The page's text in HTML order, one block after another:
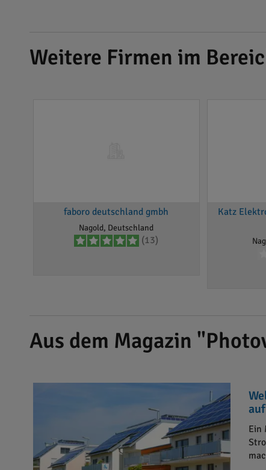
Weitere Firmen im
faboro deutschland gmbh
Nagold, Deutschland
(13)
Katz
Aus dem Magazin
Ein